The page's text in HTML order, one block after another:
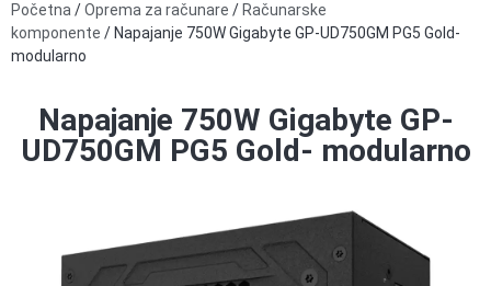
Početna /Oprema za računare / Računarske
komponente / Napajanje 750W Gigabyte GP-UD750GM PG5 Gold-
modularno
Napajanje 750W Gigabyte GP-
UD750GM PG5 Gold- modularno